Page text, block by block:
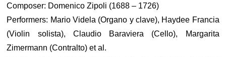
Composer: Domenico Zipoli (1688 – 1726)
Performers: Mario Videla (Organo y clave), Haydee Francia
(Violin solista), Claudio Baraviera (Cello), Margarita
Zimermann (Contralto) et al.